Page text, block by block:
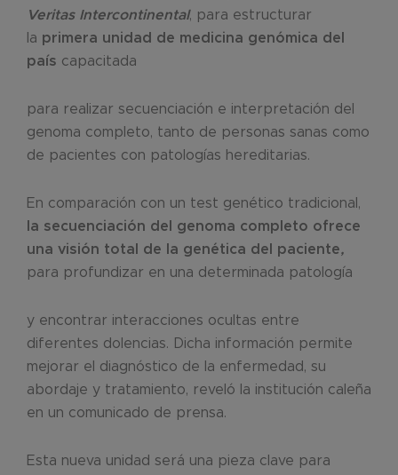
Veritas Intercontinental, para estructurar
la primera unidad de medicina genómica del
país capacitada
para realizar secuenciación e interpretación del
genoma completo, tanto de personas sanas como
de pacientes con patologías hereditarias.
En comparación con un test genético tradicional,
la secuenciación del genoma completo ofrece
una visión total de la genética del paciente,
para profundizar en una determinada patología
y encontrar interacciones ocultas entre
diferentes dolencias. Dicha información permite
mejorar el diagnóstico de la enfermedad, su
abordaje y tratamiento, reveló la institución caleña
en un comunicado de prensa.
Esta nueva unidad será una pieza clave para